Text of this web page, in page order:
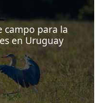
los huéspedes
recorridos
campo para la
en Uruguay